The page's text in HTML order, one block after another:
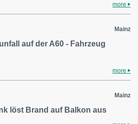
more
Mainz
auf der A60 - Fahrzeug
more
Mainz
löst Brand auf Balkon aus